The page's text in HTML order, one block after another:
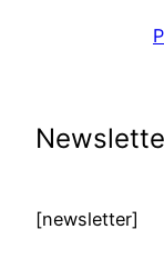
[newsletter]